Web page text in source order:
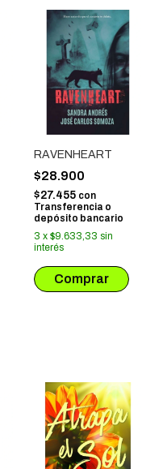
RAVENHEART
$28.900
$27.455 con
Transferencia o
depósito bancario
3 x $9.633,33 sin
interés